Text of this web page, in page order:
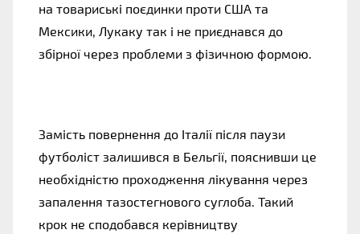
на товариські поєдинки проти США та
Мексики, Лукаку так і не приєднався до
збірної через проблеми з фізичною формою.
Замість повернення до Італії після паузи
футболіст залишився в Бельгії, пояснивши це
необхідністю проходження лікування через
запалення тазостегнового суглоба. Такий
крок не сподобався керівництву